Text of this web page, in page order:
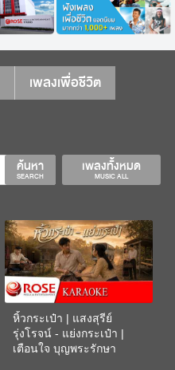
เพลงเพื่อชีวิต
เพลงทั้งหมด
MUSIC ALL
ค้นหา
SEARCH
หิ้วกระเป๋า | แสงสุรีย์
รุ่งโรจน์ - แย่งกระเป๋า |
เตือนใจ บุญพระรักษา